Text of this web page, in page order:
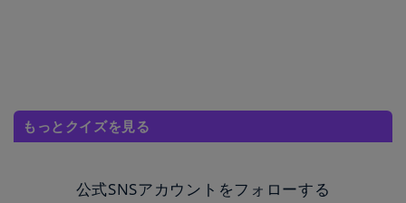
もっとクイズを見る
公式SNSアカウントをフォローする